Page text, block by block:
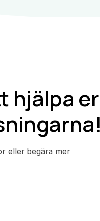
hjälpa er
eller begära mer